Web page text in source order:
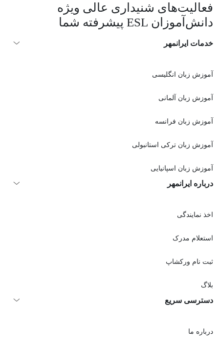
فعالیت‌های شنیداری عالی ویژه
دانش‌آموزان ESL پیشرفته شما
خدمات ایرانمهر
آموزش زبان انگلیسی
آموزش زبان آلمانی
آموزش زبان فرانسه
آموزش زبان ترکی استانبولی
آموزش زبان اسپانیایی
درباره ایرانمهر
اخذ نمايندگی
استعلام مدرک
ثبت نام ورکشاپ
بلاگ
دسترسی سریع
درباره ما